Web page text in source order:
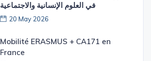
في العلوم الإنسانية والاجتماعية
20 May 2026
Mobilité ERASMUS + CA171 en
France